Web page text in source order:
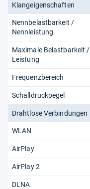
Klangeigenschaften
Nennbelastbarkeit /
Nennleistung
Maximale Belastbarkeit /
Leistung
Frequenzbereich
Schalldruckpegel
Drahtlose Verbindungen
WLAN
AirPlay
AirPlay 2
DLNA